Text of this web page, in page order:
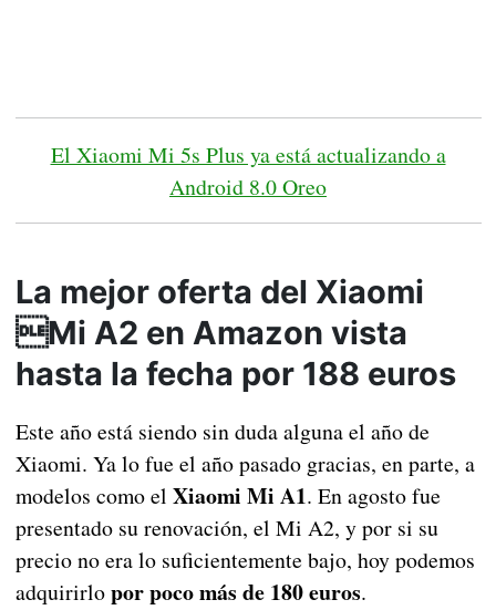
El Xiaomi Mi 5s Plus ya está actualizando a
Android 8.0 Oreo
La mejor oferta del Xiaomi
Mi A2 en Amazon vista
hasta la fecha por 188 euros
Este año está siendo sin duda alguna el año de
Xiaomi. Ya lo fue el año pasado gracias, en parte, a
modelos como el Xiaomi Mi A1. En agosto fue
presentado su renovación, el Mi A2, y por si su
precio no era lo suficientemente bajo, hoy podemos
adquirirlopor poco más de 180 euros.